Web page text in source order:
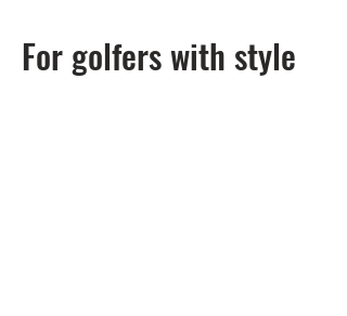
For golfers with style